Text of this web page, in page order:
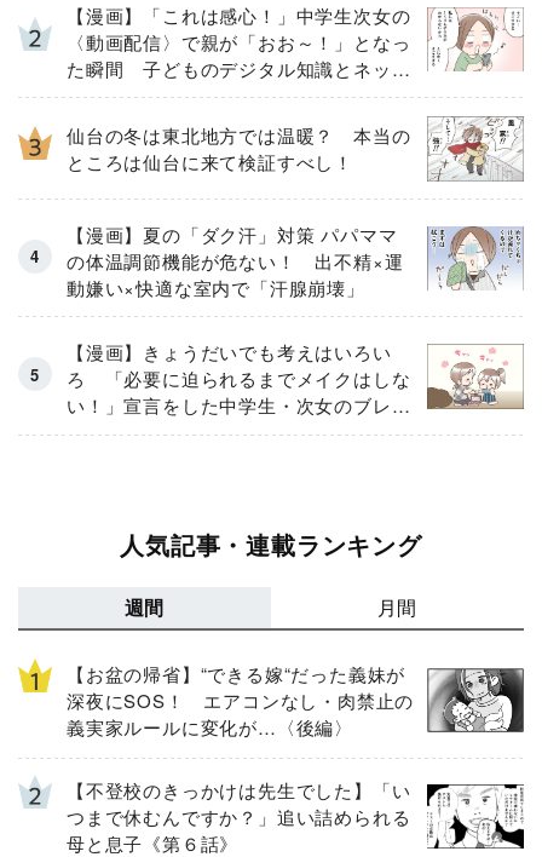
【漫画】「これは感心！」中学生次女の
〈動画配信〉で親が「おお～！」となっ
た瞬間 子どものデジタル知識とネット
リテラシー教育の高さがスゴイ！
仙台の冬は東北地方では温暖？ 本当の
ところは仙台に来て検証すべし！
【漫画】夏の「ダク汗」対策 パパママ
の体温調節機能が危ない！ 出不精×運
動嫌い×快適な室内で「汗腺崩壊」
【漫画】きょうだいでも考えはいろい
ろ 「必要に迫られるまでメイクはしな
い！」宣言をした中学生・次女のブレな
い信念
人気記事・連載ランキング
週間 月間
【お盆の帰省】“できる嫁“だった義妹が
深夜にSOS！ エアコンなし・肉禁止の
義実家ルールに変化が…〈後編〉
【不登校のきっかけは先生でした】「い
つまで休むんですか？」追い詰められる
母と息子《第６話》